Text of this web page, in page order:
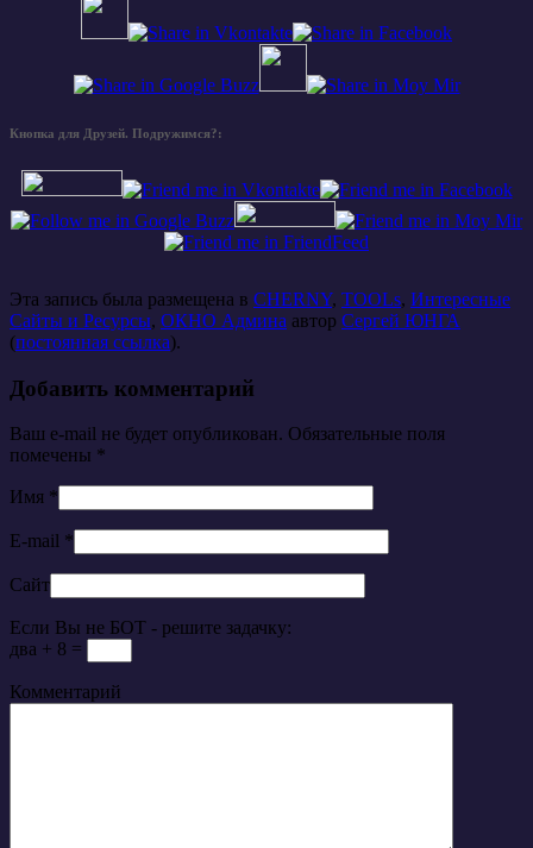
Кнопка для Друзей. Подружимся?:
Эта запись была размещена в CHERNY, TOOLs, Интересные
Сайты и Ресурсы, ОКНО Админа автор Сергей ЮНГА
(постоянная ссылка).
Добавить комментарий
Ваш e-mail не будет опубликован. Обязательные поля
помечены *
Имя *
E-mail *
Сайт
Если Вы не БОТ - решите задачку:
два + 8 =
Комментарий